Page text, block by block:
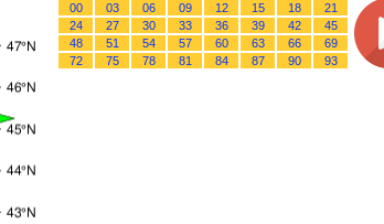
00 03 06 09 12 15 18
21
24
27 30 33 36 39 42
45
48
51 54 57 60 63 66
69
72
75 78 81 84 87 90 93